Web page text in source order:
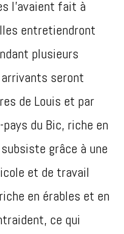
l’avaient fait à
entretiendront
plusieurs
seront
de Louis et par
du Bic, riche en
grâce à une
et de travail
en érables et en
ce qui